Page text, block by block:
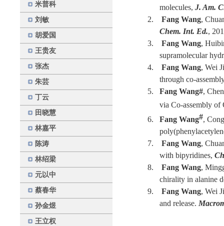
米普科
刘敏
胡爱国
王贵友
张杰
朱芸
丁云
田晓慧
林嘉平
陈涛
林绍梁
元以中
蔡春华
孙金煜
王立权
molecules,J. Am.
2. Fang Wang,
Chem. Int. Ed.,
3. Fang Wang,
supramolecular
4. Fang Wang, Wei
through co-
5. Fang Wang#,
via Co-assembly
6. Fang Wang#,
7. Fang Wang,
with bipyridines,
8. Fang Wang,
chirality in alanine
9. Fang Wang, Wei
and release.